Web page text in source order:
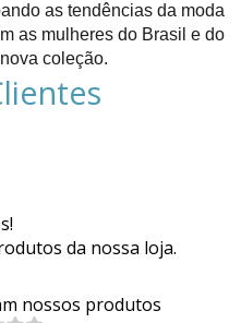
as tendências da moda
as mulheres do Brasil e do
coleção.
da nossa loja.
nossos produtos